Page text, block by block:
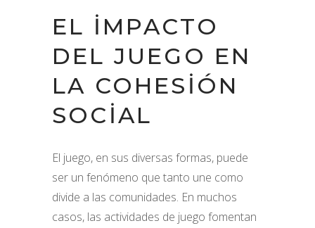
EL IMPACTO
DEL JUEGO EN
LA COHESIÓN
SOCIAL
El juego, en sus diversas formas, puede
ser un fenómeno que tanto une como
divide a las comunidades. En muchos
casos, las actividades de juego fomentan